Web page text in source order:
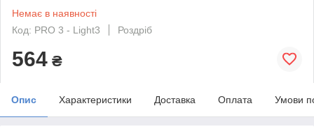
Немає в наявності
Код: PRO 3 - Light3
Роздріб
564 ₴
Опис Характеристики Доставка Оплата Умови